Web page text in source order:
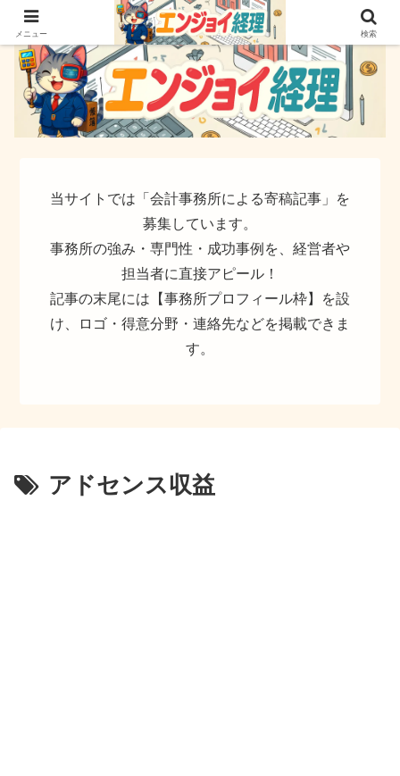
簿記でなく実務ができるサイト
当サイトでは「会計事務所による寄稿記事」を
募集しています。
事務所の強み・専門性・成功事例を、経営者や
担当者に直接アピール！
記事の末尾には【事務所プロフィール枠】を設
け、ロゴ・得意分野・連絡先などを掲載できま
す。
アドセンス収益
メニュー 検索